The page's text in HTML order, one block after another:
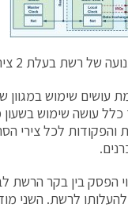
עושה שימוש
והפקודות לכל צירי